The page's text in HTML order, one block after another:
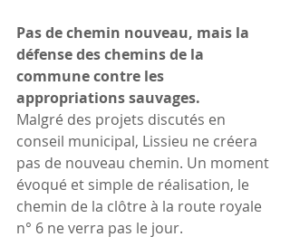
Pas de chemin nouveau, mais la
défense des chemins de la
commune contre les
appropriations sauvages.
Malgré des projets discutés en
conseil municipal, Lissieu ne créera
pas de nouveau chemin. Un moment
évoqué et simple de réalisation, le
chemin de la clôtre à la route royale
n° 6 ne verra pas le jour.